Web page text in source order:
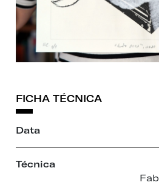
FICHA TÉCNICA
Data
Técnica